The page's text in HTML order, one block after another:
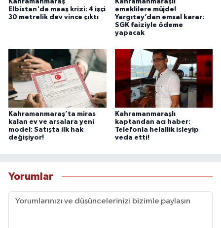
Kahramanmaraş
Elbistan'da maaş krizi: 4 işçi
30 metrelik dev vince çıktı
Kahramanmaraşlı
emeklilere müjde!
Yargıtay’dan emsal karar:
SGK faiziyle ödeme
yapacak
Kahramanmaraş’ta miras
kalan ev ve arsalara yeni
model: Satışta ilk hak
değişiyor!
Kahramanmaraşlı
kaptandan acı haber:
Telefonla helallik isleyip
veda etti!
Yorumlar